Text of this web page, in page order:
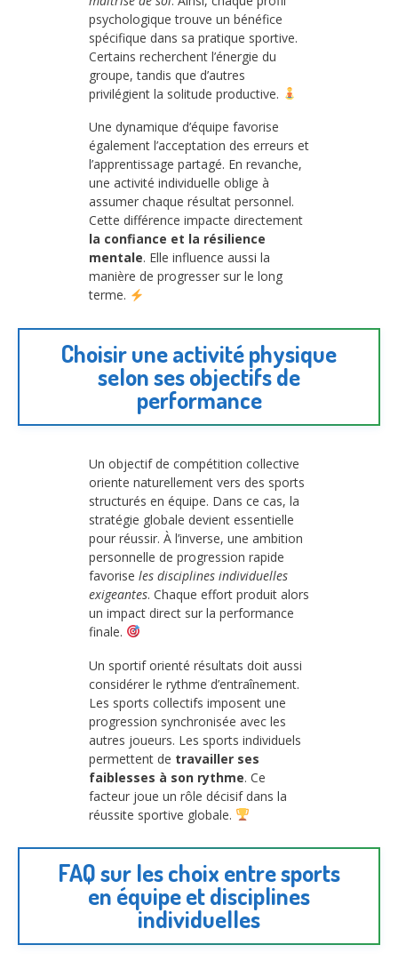
psychologique trouve un bénéfice
spécifique dans sa pratique sportive.
Certains recherchent l’énergie du
groupe, tandis que d’autres
privilégient la solitude productive.
Une dynamique d’équipe favorise
également l’acceptation des erreurs et
l’apprentissage partagé. En revanche,
une activité individuelle oblige à
assumer chaque résultat personnel.
Cette différence impacte directement
la confiance et la résilience
mentale. Elle influence aussi la
manière de progresser sur le long
terme.
Choisir une activité physique
selon ses objectifs de
performance
Un objectif de compétition collective
oriente naturellement vers des sports
structurés en équipe. Dans ce cas, la
stratégie globale devient essentielle
pour réussir. À l’inverse, une ambition
personnelle de progression rapide
favorise les disciplines individuelles
exigeantes. Chaque effort produit alors
un impact direct sur la performance
finale.
Un sportif orienté résultats doit aussi
considérer le rythme d’entraînement.
Les sports collectifs imposent une
progression synchronisée avec les
autres joueurs. Les sports individuels
permettent de travailler ses
faiblesses à son rythme. Ce
facteur joue un rôle décisif dans la
réussite sportive globale.
FAQ sur les choix entre sports
en équipe et disciplines
individuelles